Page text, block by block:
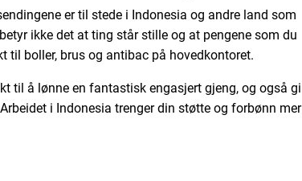
er til stede i Indonesia og andre land som
ikke det at ting står stille og at pengene som du
til boller, brus og antibac på hovedkontoret.
til å lønne en fantastisk engasjert gjeng, og også gi
i Indonesia trenger din støtte og forbønn mer